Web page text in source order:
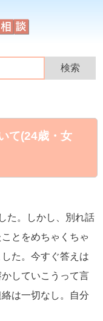
て(24歳・女
た。しかし、別れ話
とをめちゃくちゃ
た。今すぐ答えは
していこうって言
は一切なし。自分